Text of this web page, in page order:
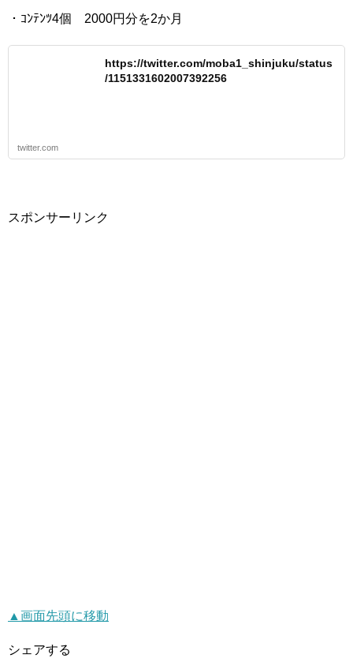
・ｺﾝﾃﾝﾂ4個 2000円分を2か月
https://twitter.com/moba1_shinjuku/status
/1151331602007392256
twitter.com
スポンサーリンク
▲画面先頭に移動
シェアする